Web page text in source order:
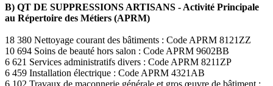
B) QT DE SUPPRESSIONS ARTISANS - Activité Principale
au Répertoire des Métiers (APRM)
18 380 Nettoyage courant des bâtiments : Code APRM 8121ZZ
10 694 Soins de beauté hors salon : Code APRM 9602BB
6 621 Services administratifs divers : Code APRM 8211ZP
6 459 Installation électrique : Code APRM 4321AB